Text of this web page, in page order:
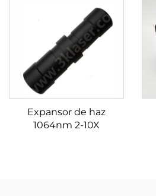
Expansor de haz
1064nm 2-10X